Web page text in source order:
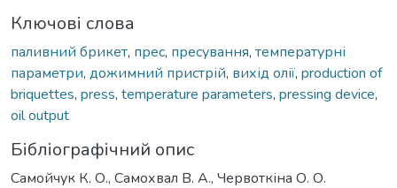
Ключові слова
паливний брикет, прес, пресування, температурні
параметри, дожимний пристрій, вихід олії, production of
briquettes, press, temperature parameters, pressing device,
oil output
Бібліографічний опис
Самойчук К. О., Самохвал В. А., Червоткіна О. О.